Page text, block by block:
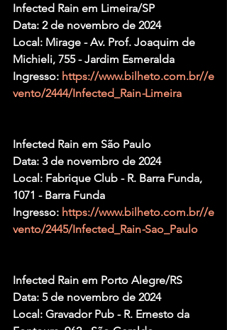
Infected Rain em Limeira/SP
Data: 2 de novembro de 2024
Local: Mirage - Av. Prof. Joaquim de
Michieli, 755 - Jardim Esmeralda
Ingresso: https://www.bilheto.com.br//e
vento/2444/Infected_Rain-Limeira
Infected Rain em São Paulo
Data: 3 de novembro de 2024
Local: Fabrique Club - R. Barra Funda,
1071 - Barra Funda
Ingresso: https://www.bilheto.com.br//e
vento/2445/Infected_Rain-Sao_Paulo
Infected Rain em Porto Alegre/RS
Data: 5 de novembro de 2024
Local: Gravador Pub - R. Ernesto da